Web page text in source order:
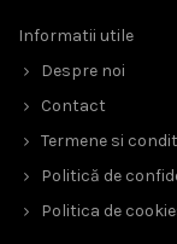
Informatii utile
Despre noi
Contact
Termene si
Politică de
Politica de